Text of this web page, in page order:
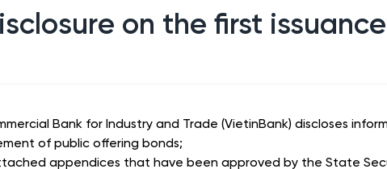
on the first
Bank for Industry and Trade (VietinBank) discloses
of public offering bonds;
appendices that have been approved by the State